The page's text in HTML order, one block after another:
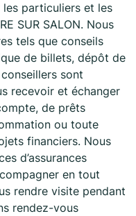
les particuliers et les
SUR SALON. Nous
tels que conseils
de billets, dépôt de
sont
recevoir et échanger
de prêts
ou toute
financiers. Nous
d’assurances
en tout
rendre visite pendant
rendez-vous